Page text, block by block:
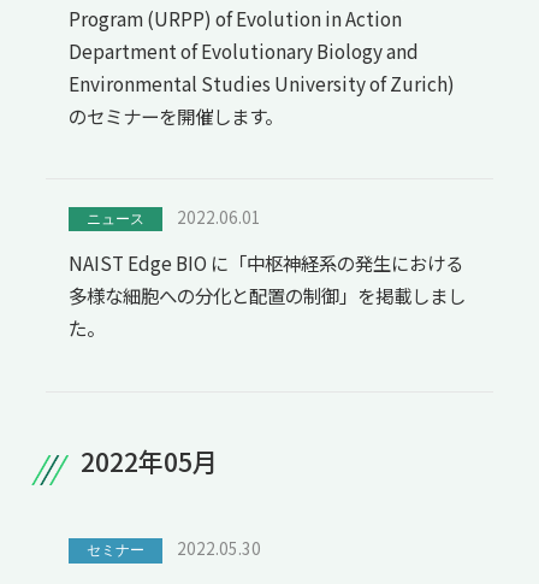
Program (URPP) of Evolution in Action
Department of Evolutionary Biology and
Environmental Studies University of Zurich)
のセミナーを開催します。
ニュース 2022.06.01
NAIST Edge BIO に「中枢神経系の発生における
多様な細胞への分化と配置の制御」を掲載しまし
た。
2022年05月
セミナー 2022.05.30